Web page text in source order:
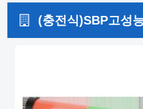
(충전식)SBP고성